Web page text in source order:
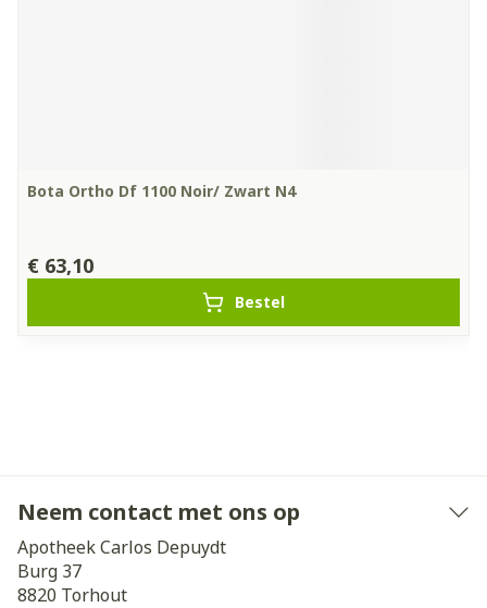
Bota Ortho Df 1100 Noir/ Zwart N4
€ 63,10
Bestel
Neem contact met ons op
Apotheek Carlos Depuydt
Burg 37
8820 Torhout